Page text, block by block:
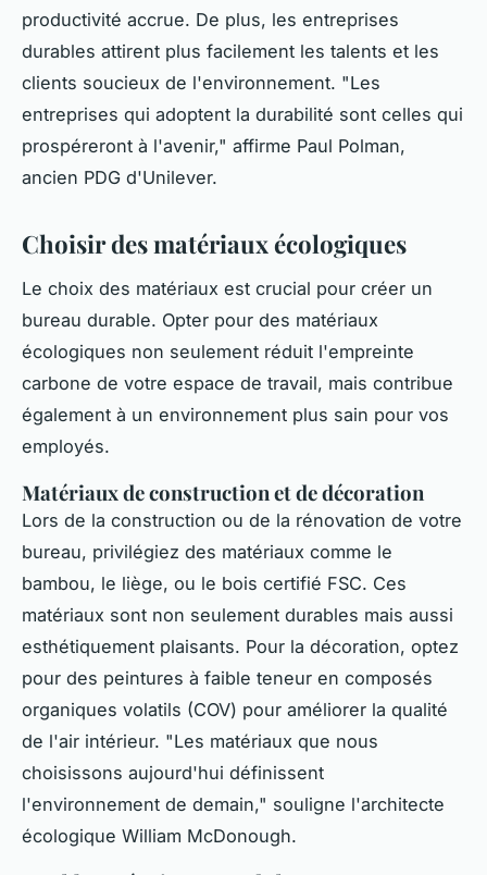
productivité accrue. De plus, les entreprises
durables attirent plus facilement les talents et les
clients soucieux de l'environnement. "Les
entreprises qui adoptent la durabilité sont celles qui
prospéreront à l'avenir," affirme Paul Polman,
ancien PDG d'Unilever.
Choisir des matériaux écologiques
Le choix des matériaux est crucial pour créer un
bureau durable. Opter pour des matériaux
écologiques non seulement réduit l'empreinte
carbone de votre espace de travail, mais contribue
également à un environnement plus sain pour vos
employés.
Matériaux de construction et de décoration
Lors de la construction ou de la rénovation de votre
bureau, privilégiez des matériaux comme le
bambou, le liège, ou le bois certifié FSC. Ces
matériaux sont non seulement durables mais aussi
esthétiquement plaisants. Pour la décoration, optez
pour des peintures à faible teneur en composés
organiques volatils (COV) pour améliorer la qualité
de l'air intérieur. "Les matériaux que nous
choisissons aujourd'hui définissent
l'environnement de demain," souligne l'architecte
écologique William McDonough.